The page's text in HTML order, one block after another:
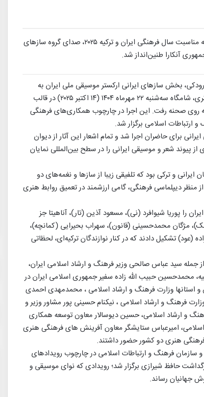
در امتداد برنامه‌های بزرگداشت حافظ شیرازی و به مناسبت سال فرهنگی ایران و ترکیه ۲۰۲۵، صدای گروه سازهای
آنکارا طنین‌انداز شد.
رودکی، بخش سازهای ایرانی ارکستر موسیقی ملی ایران به
سرپرستی پوریا شیوافرد با خوانندگی مجتبی عسگری، شامگاه سه‌شنبه ۲۲ مهرماه ۱۴۰۴ (۱۴ اکتبر ۲۰۲۵) در قالب
روی صحنه رفت. این اجرا در چارچوب همکاری‌های فرهنگی
ارتباطات اسلامی برگزار شد.
برای حاضران اجرا شد و تمام اشعار این آثار از دیوان
پیوند شعر و موسیقی ایرانی را در سطح بین‌المللی نمایان
و ترکی بود که تلفیقی زیبا از سازها و نغمه‌های دو
منظر دیپلماسی فرهنگی، گامی ارزشمند در تعمیق روابط هنری
را پوریا شیوافرد (نی)، مسعود آذین (تار)، آناهیتا جز
مژگان محمدحسینی (قانون)، سهراب بحیرایی (کمانچه)،
تشکیل دادند که در کنار نوازندگان ترکیه‌ای، لحظاتی
جمله سید عباس صالحی وزیر فرهنگ و ارشاد اسلامی ایران،
محمدحسین حبیب الله زاده سفیر جمهوری اسلامی ایران در
وزارت فرهنگ و ارشاد اسلامی ، محمدمهدی احمدی
فرهنگ و ارشاد اسلامی ، نیکنام حسینی پور مشاور وزیر و
و ارشاد اسلامی، حسین دیوسالار معاون توسعه همکاری
امیرعباس ستایشگر معاون آفرینش های فرهنگی هنری
هنری دو کشور حضور داشتند.
سازمان فرهنگ و ارتباطات اسلامی در چارچوب رویدادهای
۲۰۲۵، و به مناسبت بزرگداشت حافظ شیرازی برگزار شد؛ رویدادی که نوای موسیقی و
جهانیان رساند.